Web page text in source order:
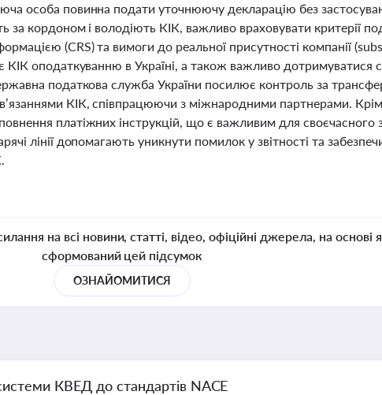
особа повинна подати уточнюючу декларацію без
за кордоном і володіють КІК, важливо враховувати критерії
(CRS) та вимоги до реальної присутності компанії
КІК оподаткуванню в Україні, а також важливо дотримуватися
податкова служба України посилює контроль за
КІК, співпрацюючи з міжнародними партнерами.
платіжних інструкцій, що є важливим для своєчасного
лінії допомагають уникнути помилок у звітності та
на всі новини, статті, відео, офіційні джерела, на основі
сформований цей підсумок
ОЗНАЙОМИТИСЯ
КВЕД до стандартів NACE